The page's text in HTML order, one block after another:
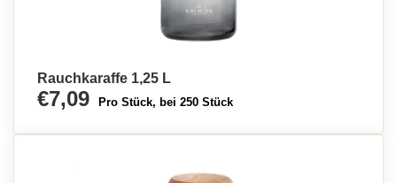
Rauchkaraffe 1,25 L
€7,09 Pro Stück, bei 250 Stück